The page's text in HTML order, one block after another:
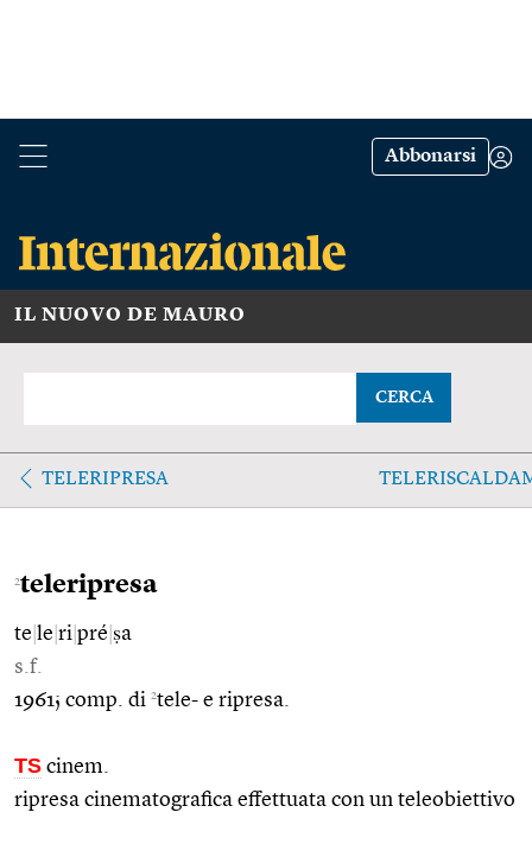
Abbonarsi
IL NUOVO DE MAURO
CERCA
TELERIPRESA
2teleripresa
te le ri pré ṣa
s.f.
1961; comp. di 2tele- e ripresa.
TS cinem.
ripresa cinematografica effettuata con un teleobiettivo